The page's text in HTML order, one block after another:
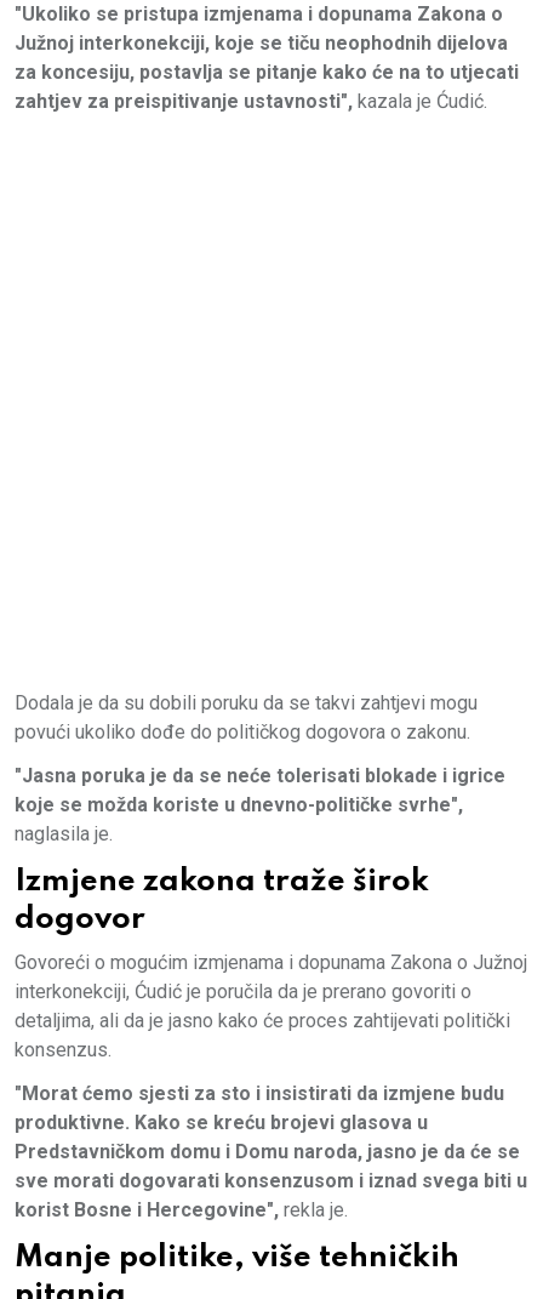
"Ukoliko se pristupa izmjenama i dopunama Zakona o
Južnoj interkonekciji, koje se tiču neophodnih dijelova
za koncesiju, postavlja se pitanje kako će na to utjecati
zahtjev za preispitivanje ustavnosti", kazala je Ćudić.
Dodala je da su dobili poruku da se takvi zahtjevi mogu
povući ukoliko dođe do političkog dogovora o zakonu.
"Jasna poruka je da se neće tolerisati blokade i igrice
koje se možda koriste u dnevno-političke svrhe",
naglasila je.
Izmjene zakona traže širok
dogovor
Govoreći o mogućim izmjenama i dopunama Zakona o Južnoj
interkonekciji, Ćudić je poručila da je prerano govoriti o
detaljima, ali da je jasno kako će proces zahtijevati politički
konsenzus.
"Morat ćemo sjesti za sto i insistirati da izmjene budu
produktivne. Kako se kreću brojevi glasova u
Predstavničkom domu i Domu naroda, jasno je da će se
sve morati dogovarati konsenzusom i iznad svega biti u
korist Bosne i Hercegovine", rekla je.
Manje politike, više tehničkih